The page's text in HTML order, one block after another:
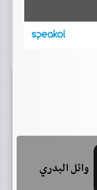
وائل البدري